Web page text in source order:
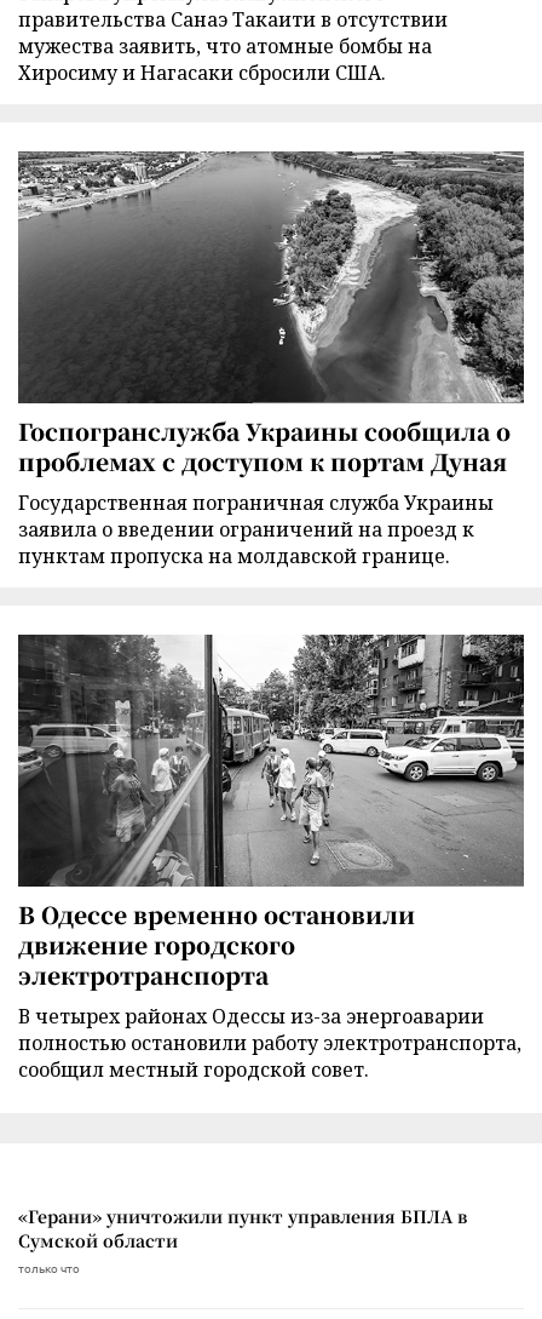
правительства Санаэ Такаити в отсутствии
мужества заявить, что атомные бомбы на
Хиросиму и Нагасаки сбросили США.
Госпогранслужба Украины сообщила о
проблемах с доступом к портам Дуная
Государственная пограничная служба Украины
заявила о введении ограничений на проезд к
пунктам пропуска на молдавской границе.
В Одессе временно остановили
движение городского
электротранспорта
В четырех районах Одессы из-за энергоаварии
полностью остановили работу электротранспорта,
сообщил местный городской совет.
«Герани» уничтожили пункт управления БПЛА в
Сумской области
только что